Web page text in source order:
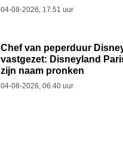
04-08-2026, 17.51 uur
Chef van peperduur
vastgezet: Disneyland
zijn naam pronken
04-08-2026, 06.40 uur